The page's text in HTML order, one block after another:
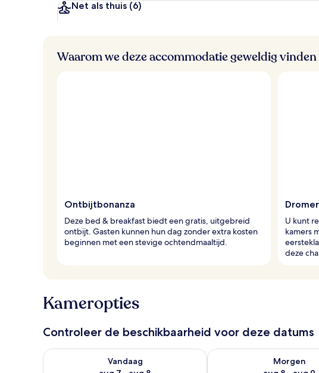
n
Net als thuis (6)
Waarom we deze accommodatie geweldig vinden
Ontbijtbonanza
Deze bed & breakfast biedt een gratis, uitgebreid
ontbijt. Gasten kunnen hun dag zonder extra kosten
beginnen met een stevige ochtendmaaltijd.
U kunt
kamers
deze
Kameropties
Controleer de beschikbaarheid voor deze datums
Vandaag
De beschikbaarheid controleren voor vanavond aug 7 - aug 8
Morgen
De beschikbaarheid